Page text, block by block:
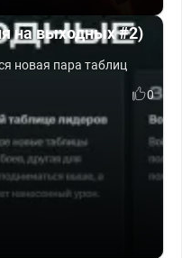
на выходных #2)
новая пара таблиц
0